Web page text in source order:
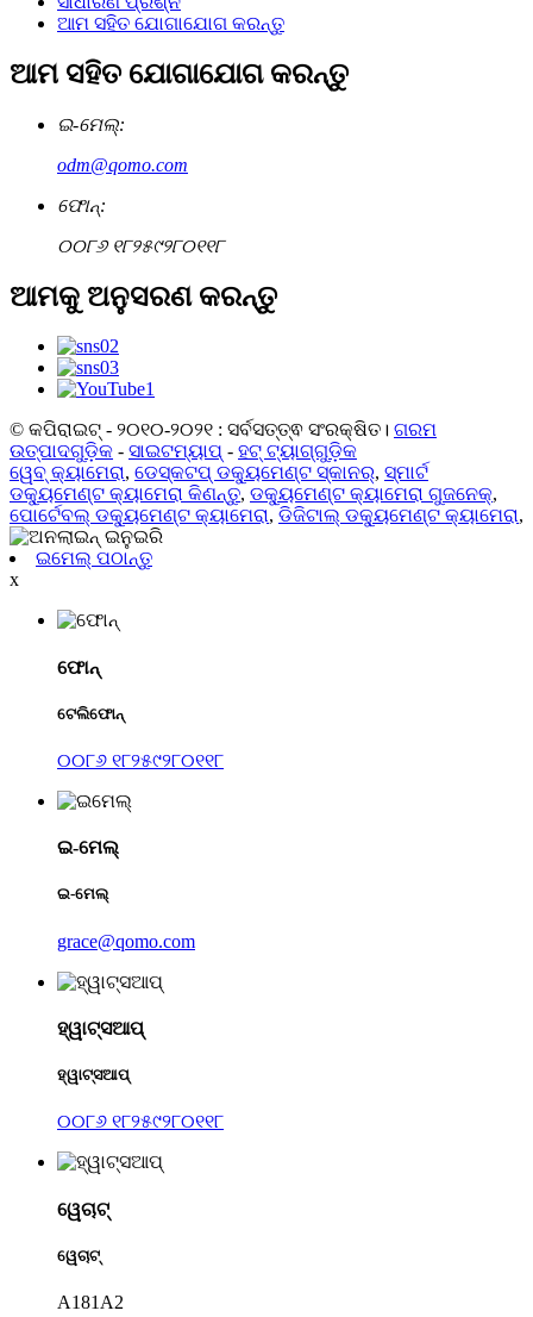
ଆମ ସହିତ ଯୋଗାଯୋଗ କରନ୍ତୁ
ଆମ ସହିତ ଯୋଗାଯୋଗ କରନ୍ତୁ
ଇ-ମେଲ୍:
odm@qomo.com
ଫୋନ୍:
୦୦୮୬ ୧୮୨୫୯୨୮୦୧୧୮
ଆମକୁ ଅନୁସରଣ କରନ୍ତୁ
© କପିରାଇଟ୍ - ୨୦୧୦-୨୦୨୧ : ସର୍ବସତ୍ତ୍ଵ ସଂରକ୍ଷିତ। ଗରମ
ଉତ୍ପାଦଗୁଡ଼ିକ - ସାଇଟମ୍ୟାପ୍ - ହଟ୍ ଟ୍ୟାଗ୍‌ଗୁଡ଼ିକ
ୱେବ୍ କ୍ୟାମେରା, ଡେସ୍କଟପ୍ ଡକ୍ୟୁମେଣ୍ଟ ସ୍କାନର୍, ସ୍ମାର୍ଟ
ଡକ୍ୟୁମେଣ୍ଟ କ୍ୟାମେରା କିଣନ୍ତୁ, ଡକ୍ୟୁମେଣ୍ଟ କ୍ୟାମେରା ଗୁଜନେକ୍,
ପୋର୍ଟେବଲ୍ ଡକ୍ୟୁମେଣ୍ଟ କ୍ୟାମେରା, ଡିଜିଟାଲ୍ ଡକ୍ୟୁମେଣ୍ଟ କ୍ୟାମେରା,
ଇମେଲ୍ ପଠାନ୍ତୁ
x
ଫୋନ୍
ଟେଲିଫୋନ୍
୦୦୮୬ ୧୮୨୫୯୨୮୦୧୧୮
ଇ-ମେଲ୍
ଇ-ମେଲ୍
grace@qomo.com
ହ୍ୱାଟ୍ସଆପ୍
ହ୍ୱାଟ୍ସଆପ୍
୦୦୮୬ ୧୮୨୫୯୨୮୦୧୧୮
ୱେଚାଟ୍
ୱେଚାଟ୍
A181A2